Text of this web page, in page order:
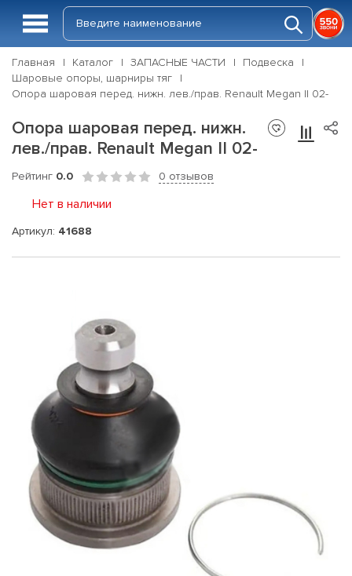
Главная Каталог ЗАПАСНЫЕ ЧАСТИ
Подвеска
Шаровые опоры, шарниры тяг
Опора шаровая перед. нижн. лев./прав. Renault Megan II 02-
Опора шаровая перед. нижн.
лев./прав. Renault Megan II 02-
Рейтинг 0.0 0 отзывов
Нет в наличии
Артикул: 41688